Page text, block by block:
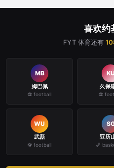
喜欢约
FYT 体育还有
MB
姆巴佩
⚽ football
久保
⚽
WU
武磊
⚽ football
亚历
🏀